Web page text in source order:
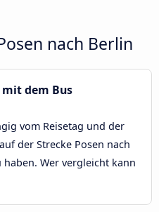
nach Berlin
dem Bus
vom Reisetag und der
der Strecke Posen nach
haben. Wer vergleicht kann